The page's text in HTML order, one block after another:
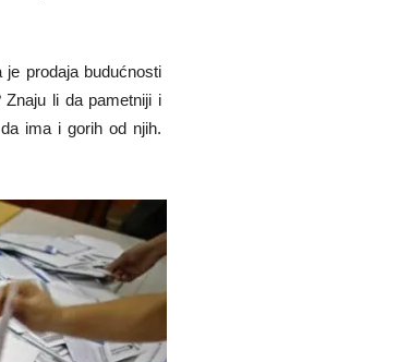
prodaja budućnosti
li da pametniji i
ima i gorih od njih.